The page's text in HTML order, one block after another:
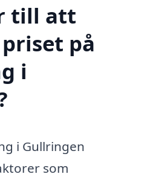
till att
på
i
i Gullringen
som